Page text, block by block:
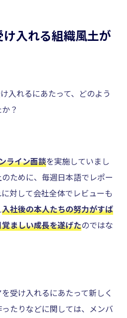
入れる組織風土が
入れるにあたって、どのよう
？
ライン面談を実施していまし
ために、毎週日本語でレポー
対して会社全体でレビューも
入社後の本人たちの努力がすば
ましい成長を遂げたのではな
受け入れるにあたって新しく
たりなどに関しては、メンバ